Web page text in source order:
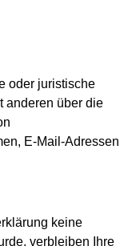
oder juristische
anderen über die
E-Mail-Adressen
keine
verbleiben Ihre